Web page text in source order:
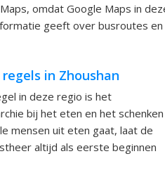
omdat Google Maps in
geeft over busroutes en
in Zhoushan
in deze regio is het
bij het eten en het schenken
mensen uit eten gaat, laat de
altijd als eerste beginnen